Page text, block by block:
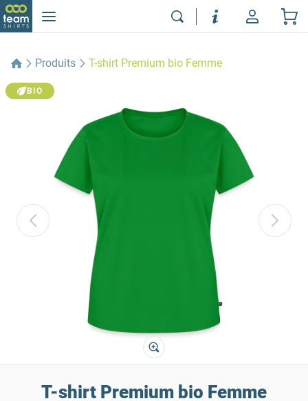
Produits T-shirt Premium bio Femme
BIO
T-shirt Premium bio Femme